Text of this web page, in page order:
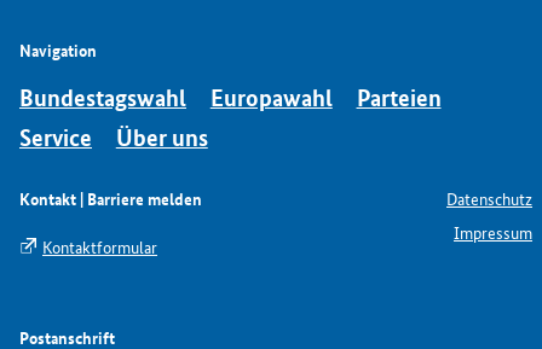
Navigation
Bundestagswahl Europawahl
Parteien
Service
Über uns
Kontakt | Barriere melden
Kontaktformular
Postanschrift
Datenschutz
Impressum